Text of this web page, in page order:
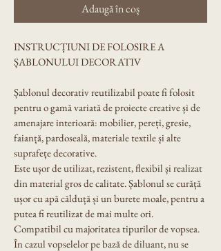
Adaugă în coș
INSTRUCȚIUNI DE FOLOSIRE A
ȘABLONULUI DECORATIV
Șablonul decorativ reutilizabil poate fi folosit
pentru o gamă variată de proiecte creative și de
amenajare interioară: mobilier, pereți, gresie,
faianță, pardoseală, materiale textile și alte
suprafețe decorative.
Este ușor de utilizat, rezistent, flexibil și realizat
din material gros de calitate. Șablonul se curăță
ușor cu apă călduță și un burete moale, pentru a
putea fi reutilizat de mai multe ori.
Compatibil cu majoritatea tipurilor de vopsea.
În cazul vopselelor pe bază de diluant, nu se